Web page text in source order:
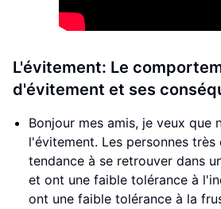
L'évitement: Le
d'évitement et ses
Bonjour mes amis, je veux que
l'évitement. Les personnes
tendance à se retrouver dans
et ont une faible tolérance à
ont une faible tolérance à la